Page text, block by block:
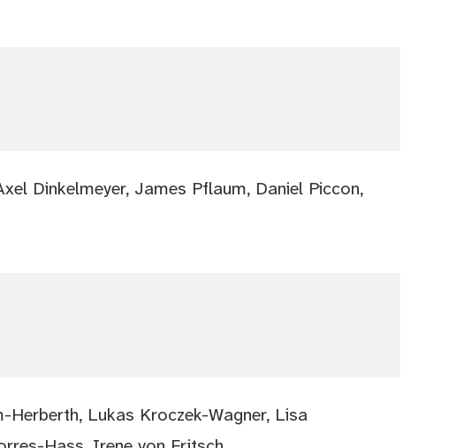
Dinkelmeyer, James Pflaum, Daniel Piccon,
Lukas Kroczek-Wagner, Lisa